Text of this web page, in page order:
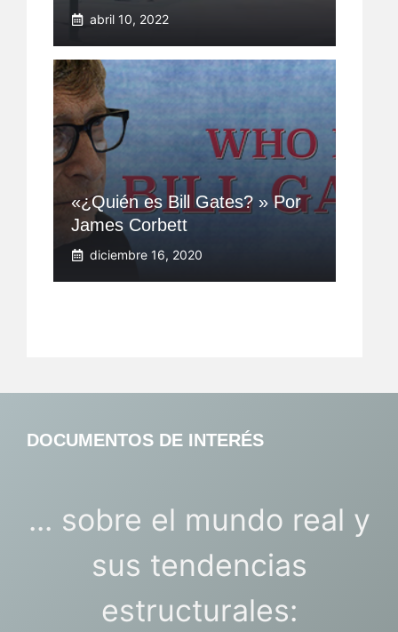
abril 10, 2022
«¿Quién es Bill Gates? » Por
James Corbett
diciembre 16, 2020
DOCUMENTOS DE INTERÉS
... sobre el mundo real y
sus tendencias
estructurales: